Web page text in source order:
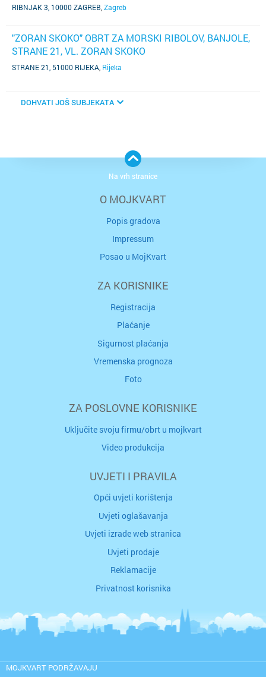
RIBNJAK 3, 10000 ZAGREB Zagreb
"ZORAN SKOKO" OBRT ZA MORSKI RIBOLOV, BANJOLE,
STRANE 21, VL. ZORAN SKOKO
STRANE 21, 51000 RIJEKA Rijeka
DOHVATI JOŠ SUBJEKATA
O MOJKVART
Popis gradova
Impressum
Posao u MojKvart
ZA KORISNIKE
Registracija
Plaćanje
Sigurnost plaćanja
Vremenska prognoza
Foto
ZA POSLOVNE KORISNIKE
Uključite svoju firmu/obrt u mojkvart
Video produkcija
UVJETI I PRAVILA
Opći uvjeti korištenja
Uvjeti oglašavanja
Uvjeti izrade web stranica
Uvjeti prodaje
Reklamacije
Privatnost korisnika
MOJKVART PODRŽAVAJU
Na vrh stranice